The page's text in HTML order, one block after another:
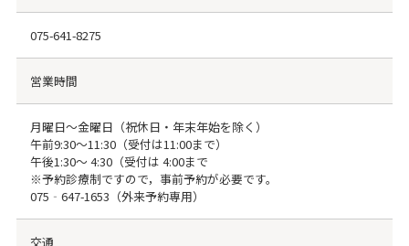
075-641-8275
営業時間
月曜日～金曜日（祝休日・年末年始を除く）
午前9:30～11:30（受付は11:00まで）
午後1:30～ 4:30（受付は 4:00まで
※予約診療制ですので，事前予約が必要です。
075‐647-1653（外来予約専用）
交通